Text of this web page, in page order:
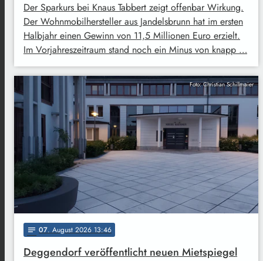
Der Sparkurs bei Knaus Tabbert zeigt offenbar Wirkung.
Der Wohnmobilhersteller aus Jandelsbrunn hat im ersten
Halbjahr einen Gewinn von 11,5 Millionen Euro erzielt.
Im Vorjahreszeitraum stand noch ein Minus von knapp …
Foto: Christian Schillmaier
notes 07. August 2026 13:46
Deggendorf veröffentlicht neuen Mietspiegel